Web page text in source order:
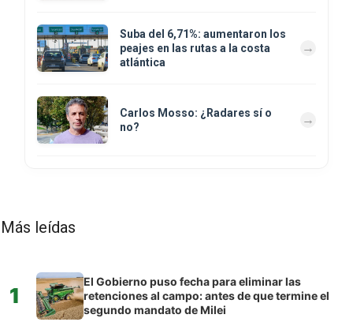
Suba del 6,71%: aumentaron los
peajes en las rutas a la costa
atlántica
Carlos Mosso: ¿Radares sí o
no?
Más leídas
1
El Gobierno puso fecha para eliminar las
retenciones al campo: antes de que termine el
segundo mandato de Milei